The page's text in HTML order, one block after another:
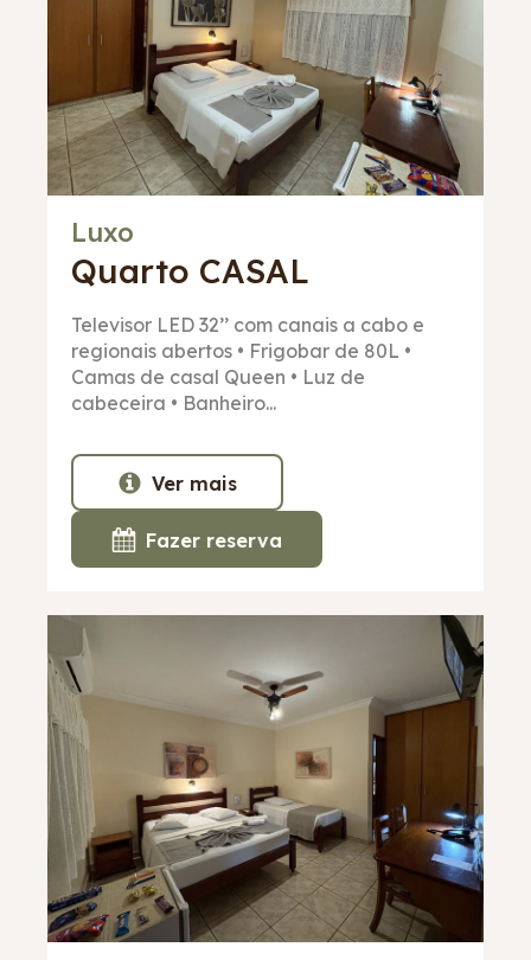
Luxo
Quarto CASAL
Televisor LED 32’’ com canais a cabo e
regionais abertos • Frigobar de 80L •
Camas de casal Queen • Luz de
cabeceira • Banheiro...
Ver mais
Fazer reserva